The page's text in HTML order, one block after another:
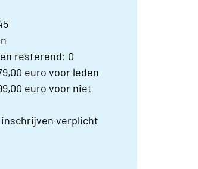
resterend: 0
euro voor leden
euro voor niet
inschrijven verplicht